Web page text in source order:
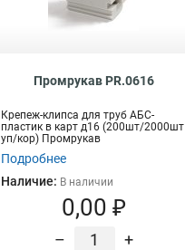
Промрукав PR.0616
Крепеж-клипса для труб АБС-
пластик в карт д16 (200шт/2000шт
уп/кор) Промрукав
Подробнее
Наличие: В наличии
0,00 ₽
– +